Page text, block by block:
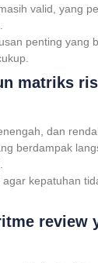
valid, yang
penting yang
matriks
dan
berdampak
kepatuhan
review